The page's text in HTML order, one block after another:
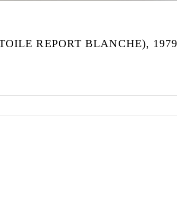
REPORT BLANCHE), 1979